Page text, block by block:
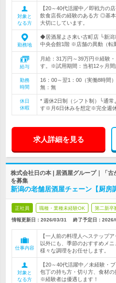
対象と
なる方
【20～40代活躍中／即戦力の
飲食店長の経験のある方 ◎基
大切にしています。
勤務地
◆居酒屋よさ来い古町店 └新潟
中央会館1階 ※店舗の異動（転
給与
月給：31万円～39万円※経験
す。※試用期間：当初12ヶ月
勤務
時間
16：00～翌1：00（実働8時間
無：無
休日
休暇
* 週休2日制（シフト制）└通
す※月6日休みを想定※完全週
求人詳細を見る
株式会社日の本 | 居酒屋グループ｜「
を募集
新潟の老舗居酒屋チェーン【厨房
正社員 職種・業種未経験OK 第二新卒
情報更新日：2026/03/31 終了予定日： 2026/
仕事内容
【一人前の料理人へステップ
以外にも、季節のおすすめメニ
様々な調理をお任せします。
対象と
なる方
【20～40代活躍中／未経験・
包丁の持ち方・切り方、食材
※経験者は優遇します！